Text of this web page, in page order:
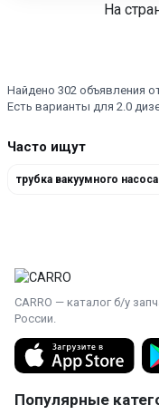
На
Найдено 302 объявления
Есть варианты для 2.0
Часто ищут
трубка вакуумного
CARRO — каталог б/у
России.
Популярные